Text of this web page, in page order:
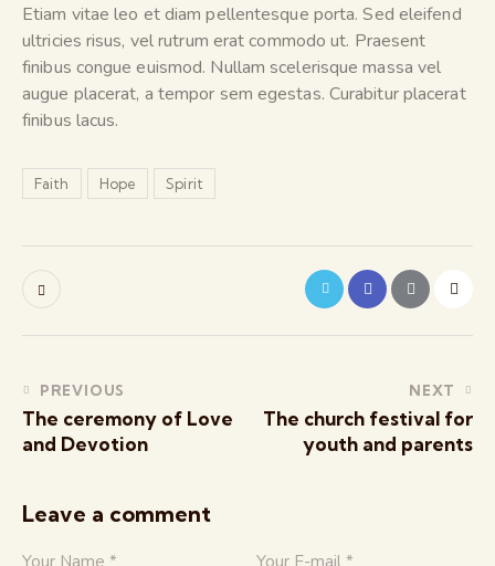
Etiam vitae leo et diam pellentesque porta. Sed eleifend
ultricies risus, vel rutrum erat commodo ut. Praesent
finibus congue euismod. Nullam scelerisque massa vel
augue placerat, a tempor sem egestas. Curabitur placerat
finibus lacus.
Faith Hope Spirit
PREVIOUS
The ceremony of Love
and Devotion
NEXT
The church festival for
youth and parents
Leave a comment